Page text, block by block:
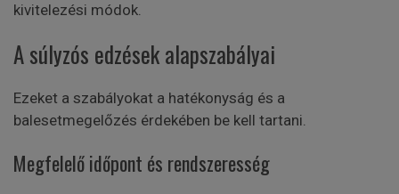
kivitelezési módok.
A súlyzós edzések alapszabályai
Ezeket a szabályokat a hatékonyság és a
balesetmegelőzés érdekében be kell tartani.
Megfelelő időpont és rendszeresség